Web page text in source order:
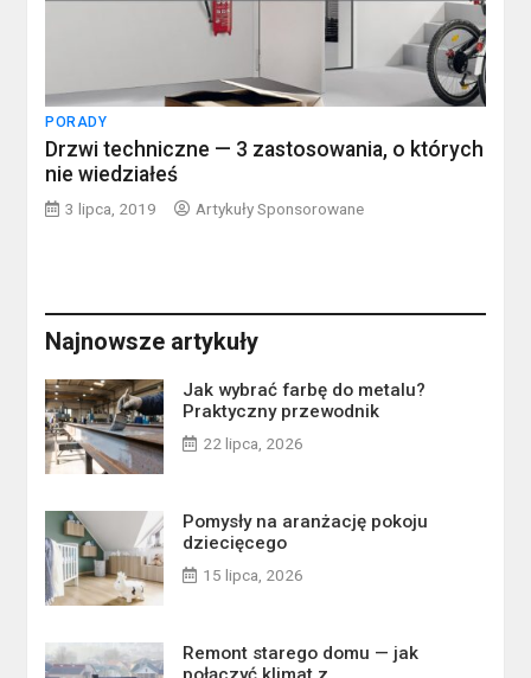
PORADY
Drzwi techniczne — 3 zastosowania, o których
nie wiedziałeś
3 lipca, 2019 Artykuły Sponsorowane
Najnowsze artykuły
Jak wybrać farbę do metalu?
Praktyczny przewodnik
22 lipca, 2026
Pomysły na aranżację pokoju
dziecięcego
15 lipca, 2026
Remont starego domu — jak